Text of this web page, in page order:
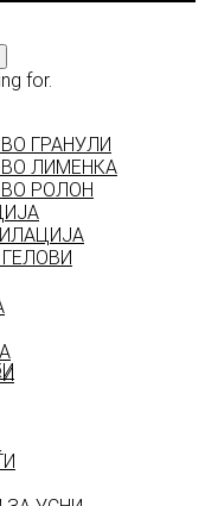
for.
ГРАНУЛИ
ЛИМЕНКА
РОЛОН